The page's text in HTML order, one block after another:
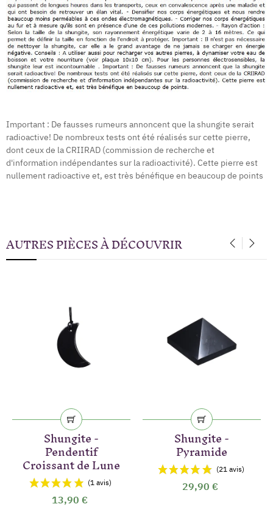
Important : De fausses rumeurs annoncent que la shungite serait
radioactive! De nombreux tests ont été réalisés sur cette pierre,
dont ceux de la CRIIRAD (commission de recherche et
d'information indépendantes sur la radioactivité). Cette pierre est
nullement radioactive et, est très bénéfique en beaucoup de points
AUTRES PIÈCES À DÉCOUVRIR
Shungite -
Pendentif
Croissant de Lune
13,90 €
Shungite -
Pyramide
29,90 €